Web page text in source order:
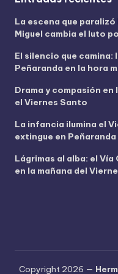
d
e
La escena que
Miguel cambia el luto
El silencio que
Peñaranda en la hora
Drama y compasión
el Viernes Santo
La infancia ilumina el
extingue en Peñaranda
Lágrimas al alba: el Vía
en la mañana del
Copyright 2026 —